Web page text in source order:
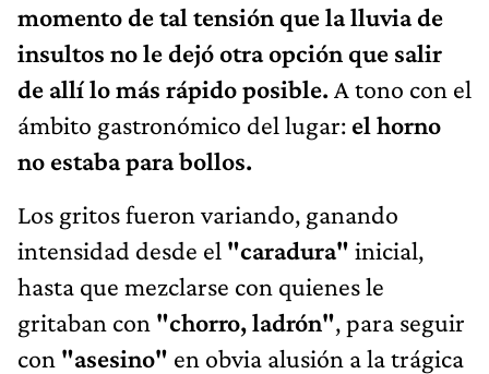
momento de tal tensión que la lluvia de
insultos no le dejó otra opción que salir
de allí lo más rápido posible. A tono con el
ámbito gastronómico del lugar: el horno
no estaba para bollos.
Los gritos fueron variando, ganando
intensidad desde el "caradura" inicial,
hasta que mezclarse con quienes le
gritaban con "chorro, ladrón", para seguir
con "asesino" en obvia alusión a la trágica